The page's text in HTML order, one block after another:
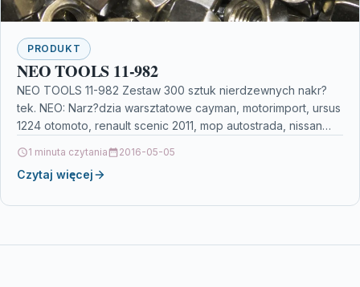
PRODUKT
NEO TOOLS 11-982
NEO TOOLS 11-982 Zestaw 300 sztuk nierdzewnych nakr?
tek. NEO: Narz?dzia warsztatowe cayman, motorimport, ursus
1224 otomoto, renault scenic 2011, mop autostrada, nissan
1 minuta czytania 2016-05-05
Czytaj więcej